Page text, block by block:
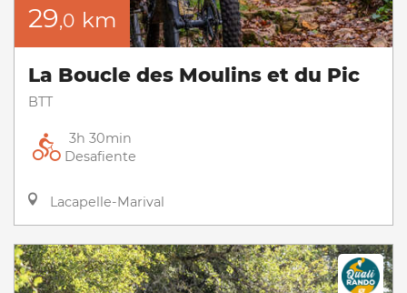
29,0 km
La Boucle des Moulins et du Pic
BTT
3h 30min
Desafiente
Lacapelle-Marival